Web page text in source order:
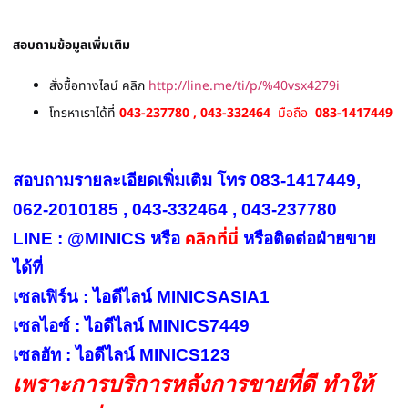
สอบถามข้อมูลเพิ่มเติม
สั่งซื้อทางไลน์ คลิก http://line.me/ti/p/%40vsx4279i
โทรหาเราได้ที่ 043-237780 , 043-332464 มือถือ 083-1417449
สอบถามรายละเอียดเพิ่มเติม โทร 083-1417449,
062-2010185 , 043-332464 , 043-237780
LINE : @MINICS หรือ คลิกที่นี่ หรือติดต่อฝ่ายขาย
ได้ที่
เซลเฟิร์น : ไอดีไลน์ MINICSASIA1
เซลไอซ์ : ไอดีไลน์ MINICS7449
เซลฮัท : ไอดีไลน์ MINICS123
เพราะการบริการหลังการขายที่ดี ทำให้